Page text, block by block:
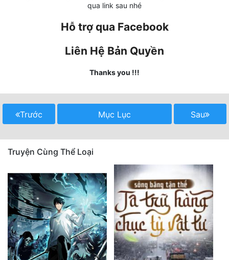
Tiên Hiệp
Trinh Thám
Triều Đấu
Trùng Sinh
Trọng Sinh
qua link sau nhé
Hỗ trợ qua Facebook
Liên Hệ Bản Quyền
Thanks you !!!
Trước Mục Lục Sau
Truyện Cùng Thể Loại